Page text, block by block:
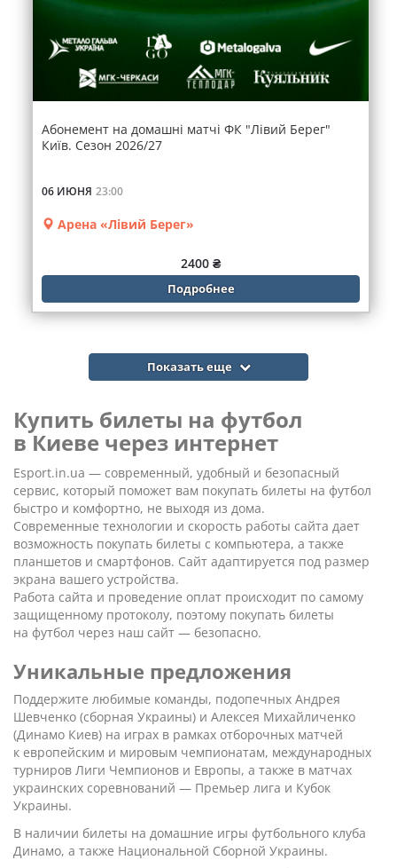
Абонемент на домашні матчі ФК "Лівий Берег"
Київ. Сезон 2026/27
06 ИЮНЯ 23:00
Арена «Лівий Берег»
2400 ₴
Подробнее
Показать еще
Купить билеты на футбол
в Киеве через интернет
Esport.in.ua — современный, удобный и безопасный
сервис, который поможет вам покупать билеты на футбол
быстро и комфортно, не выходя из дома.
Современные технологии и скорость работы сайта дает
возможность покупать билеты с компьютера, а также
планшетов и смартфонов. Сайт адаптируется под размер
экрана вашего устройства.
Работа сайта и проведение оплат происходит по самому
защищенному протоколу, поэтому покупать билеты
на футбол через наш сайт — безопасно.
Уникальные предложения
Поддержите любимые команды, подопечных Андрея
Шевченко (сборная Украины) и Алексея Михайличенко
(Динамо Киев) на играх в рамках отборочных матчей
к европейским и мировым чемпионатам, международных
турниров Лиги Чемпионов и Европы, а также в матчах
украинских соревнований — Премьер лига и Кубок
Украины.
В наличии билеты на домашние игры футбольного клуба
Динамо, а также Национальной Сборной Украины.